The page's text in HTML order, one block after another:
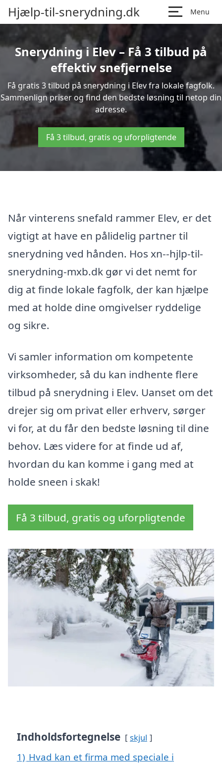
Hjælp-til-snerydning.dk Menu
Snerydning i Elev – Få 3 tilbud på
effektiv snefjernelse
Få gratis 3 tilbud på snerydning i Elev fra lokale fagfolk.
Sammenlign priser og find den bedste løsning til netop din
adresse.
Få 3 tilbud, gratis og uforpligtende
Når vinterens snefald rammer Elev, er det
vigtigt at have en pålidelig partner til
snerydning ved hånden. Hos xn--hjlp-til-
snerydning-mxb.dk gør vi det nemt for
dig at finde lokale fagfolk, der kan hjælpe
med at holde dine omgivelser ryddelige
og sikre.
Vi samler information om kompetente
virksomheder, så du kan indhente flere
tilbud på snerydning i Elev. Uanset om det
drejer sig om privat eller erhverv, sørger
vi for, at du får den bedste løsning til dine
behov. Læs videre for at finde ud af,
hvordan du kan komme i gang med at
holde sneen i skak!
Få 3 tilbud, gratis og uforpligtende
Indholdsfortegnelse skjul
1) Hvad kan et firma med speciale i